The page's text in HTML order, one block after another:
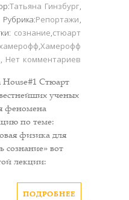
Татьяна Гинзбург,
Рубрика:Репортажи,
сознание,стюарт
,Хамерофф
, Нет комментариев
Стюарт
ученых
феномена
по теме:
физика для
сознание» вот
лекции:
ПОДРОБНЕЕ